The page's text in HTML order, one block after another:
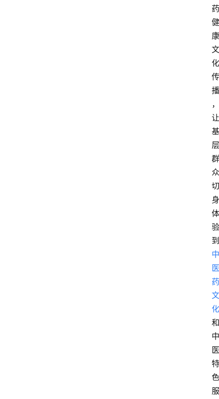
药
健
康
文
化
传
播
，
让
基
层
群
众
切
身
体
验
到
中
医
药
文
化
和
中
医
特
色
服